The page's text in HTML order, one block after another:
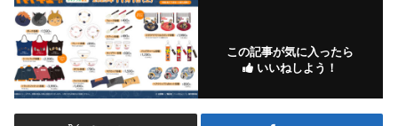
この記事が気に入ったら
いいねしよう！